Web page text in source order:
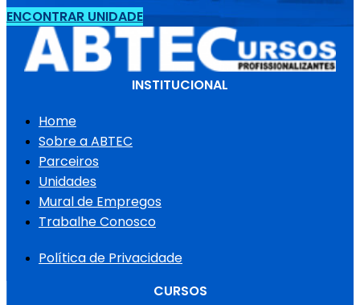
ENCONTRAR UNIDADE
INSTITUCIONAL
Home
Sobre a ABTEC
Parceiros
Unidades
Mural de Empregos
Trabalhe Conosco
Política de Privacidade
CURSOS